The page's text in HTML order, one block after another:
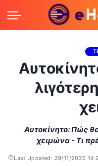
Αυτοκίνητο: Πώς θα
χειμώνα - Τι
Last Updated: 29/11/2025